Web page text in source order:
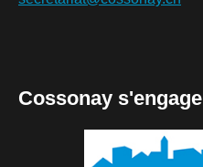
Cossonay s'engage